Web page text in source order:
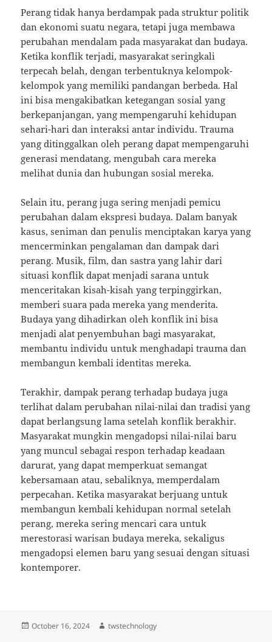
Perang tidak hanya berdampak pada struktur politik
dan ekonomi suatu negara, tetapi juga membawa
perubahan mendalam pada masyarakat dan budaya.
Ketika konflik terjadi, masyarakat seringkali
terpecah belah, dengan terbentuknya kelompok-
kelompok yang memiliki pandangan berbeda. Hal
ini bisa mengakibatkan ketegangan sosial yang
berkepanjangan, yang mempengaruhi kehidupan
sehari-hari dan interaksi antar individu. Trauma
yang ditinggalkan oleh perang dapat mempengaruhi
generasi mendatang, mengubah cara mereka
melihat dunia dan hubungan sosial mereka.
Selain itu, perang juga sering menjadi pemicu
perubahan dalam ekspresi budaya. Dalam banyak
kasus, seniman dan penulis menciptakan karya yang
mencerminkan pengalaman dan dampak dari
perang. Musik, film, dan sastra yang lahir dari
situasi konflik dapat menjadi sarana untuk
menceritakan kisah-kisah yang terpinggirkan,
memberi suara pada mereka yang menderita.
Budaya yang dihadirkan oleh konflik ini bisa
menjadi alat penyembuhan bagi masyarakat,
membantu individu untuk menghadapi trauma dan
membangun kembali identitas mereka.
Terakhir, dampak perang terhadap budaya juga
terlihat dalam perubahan nilai-nilai dan tradisi yang
dapat berlangsung lama setelah konflik berakhir.
Masyarakat mungkin mengadopsi nilai-nilai baru
yang muncul sebagai respon terhadap keadaan
darurat, yang dapat memperkuat semangat
kebersamaan atau, sebaliknya, memperdalam
perpecahan. Ketika masyarakat berjuang untuk
membangun kembali kehidupan normal setelah
perang, mereka sering mencari cara untuk
merestorasi warisan budaya mereka, sekaligus
mengadopsi elemen baru yang sesuai dengan situasi
kontemporer.
Posted
October 16, 2024 Author
twstechnology